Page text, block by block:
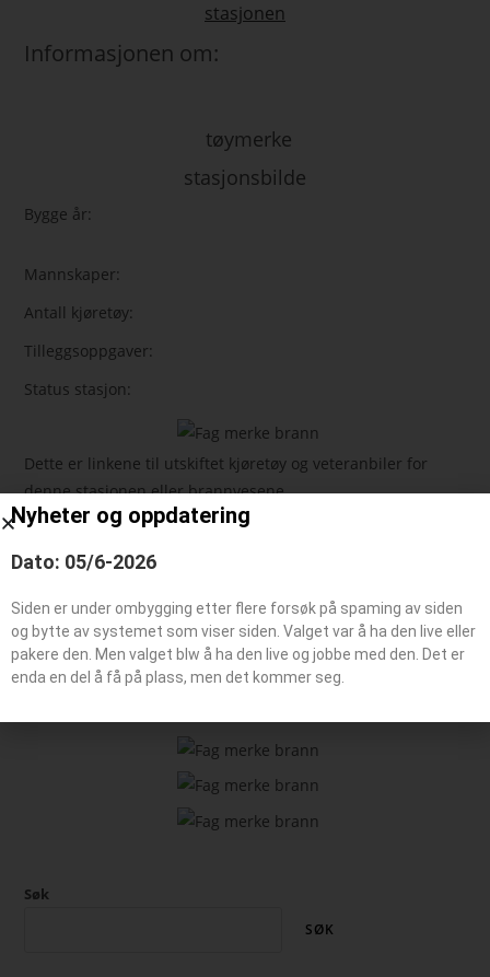
stasjonen
Informasjonen om:
tøymerke
stasjonsbilde
Bygge år:
Mannskaper:
Antall kjøretøy:
Tilleggsoppgaver:
Status stasjon:
Dette er linkene til utskiftet kjøretøy og veteranbiler for
denne stasjonen eller brannvesene
Feie-/tilsynsbil, Administrasjonsbil
Båt typer
Søk
SØK
Nyheter og oppdatering
Dato: 05/6-2026
Siden er under ombygging etter flere forsøk på spaming av siden
og bytte av systemet som viser siden. Valget var å ha den live eller
pakere den. Men valget blw å ha den live og jobbe med den. Det er
enda en del å få på plass, men det kommer seg.